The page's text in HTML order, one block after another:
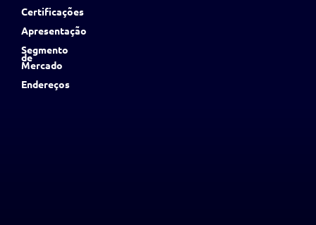
Certificações
Apresentação
Segmento
de
Mercado
Endereços